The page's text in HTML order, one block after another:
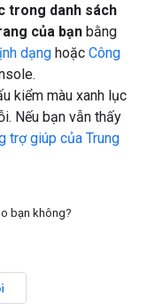
trong danh sách
của bạn bằng
dạng hoặc Công
kiểm màu xanh lục
Nếu bạn vẫn thấy
trợ giúp của Trung
bạn không?